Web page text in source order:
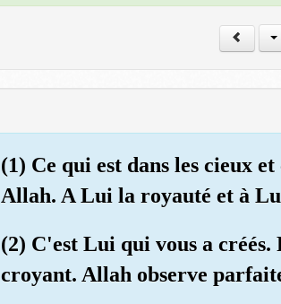
(1) Ce qui est dans les cieux
Allah. A Lui la royauté et à
(2) C'est Lui qui vous a
croyant. Allah observe